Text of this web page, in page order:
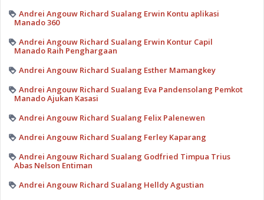
Andrei Angouw Richard Sualang Erwin Kontu aplikasi
Manado 360
Andrei Angouw Richard Sualang Erwin Kontur Capil
Manado Raih Penghargaan
Andrei Angouw Richard Sualang Esther Mamangkey
Andrei Angouw Richard Sualang Eva Pandensolang Pemkot
Manado Ajukan Kasasi
Andrei Angouw Richard Sualang Felix Palenewen
Andrei Angouw Richard Sualang Ferley Kaparang
Andrei Angouw Richard Sualang Godfried Timpua Trius
Abas Nelson Entiman
Andrei Angouw Richard Sualang Helldy Agustian